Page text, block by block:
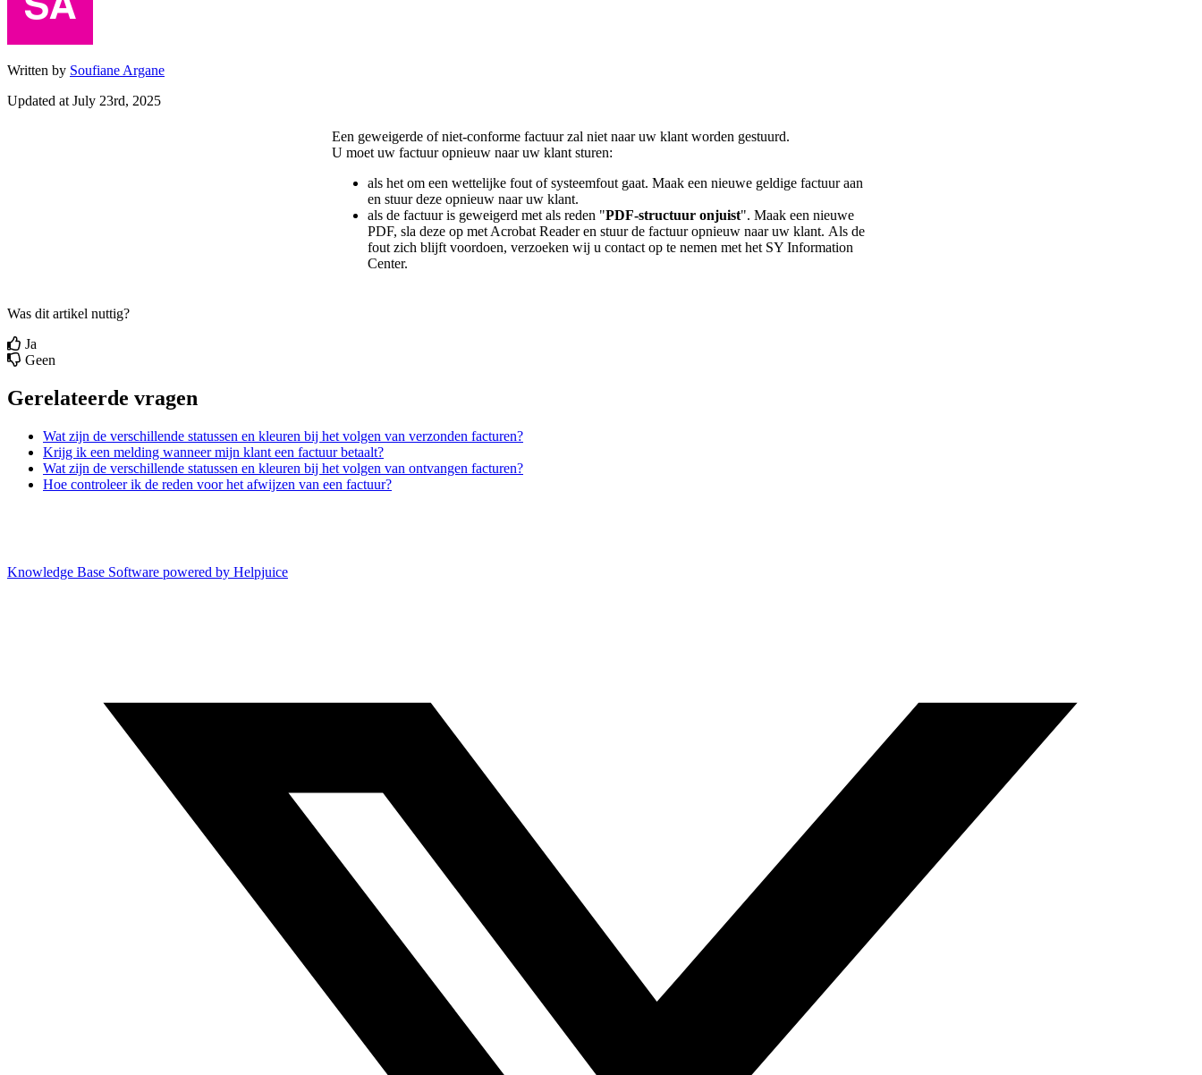
Written by Soufiane Argane
Updated at July 23rd, 2025
Een geweigerde of niet-conforme factuur zal niet naar uw klant worden gestuurd.
U moet uw factuur opnieuw naar uw klant sturen:
als het om een wettelijke fout of systeemfout gaat. Maak een nieuwe geldige factuur aan
en stuur deze opnieuw naar uw klant.
als de factuur is geweigerd met als reden "PDF-structuur onjuist". Maak een nieuwe
PDF, sla deze op met Acrobat Reader en stuur de factuur opnieuw naar uw klant. Als de
fout zich blijft voordoen, verzoeken wij u contact op te nemen met het SY Information
Center.
Was dit artikel nuttig?
Ja
Geen
Gerelateerde vragen
Wat zijn de verschillende statussen en kleuren bij het volgen van verzonden facturen?
Krijg ik een melding wanneer mijn klant een factuur betaalt?
Wat zijn de verschillende statussen en kleuren bij het volgen van ontvangen facturen?
Hoe controleer ik de reden voor het afwijzen van een factuur?
Knowledge Base Software powered by Helpjuice